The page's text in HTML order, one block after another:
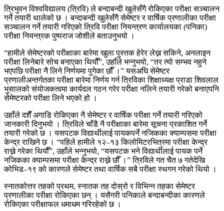
त्रिभुवन विश्वविद्यालय (त्रिवि) ले बन्दाबन्दी खुलेसँगै रोकिएका परीक्षा सञ्चालन
गर्ने तयारी थालेको छ । बन्दाबन्दी खुलेसँगै सेमेष्टर र वार्षिक प्रणालीका परीक्षा
सञ्चालन गर्ने तयारी गरिएको त्रिवि परीक्षा नियन्त्रण कार्यालयका (पनिका)
परीक्षा नियन्त्रक पुष्पराज जोशीले बताउनुभयो ।
“हामीले सेमेष्टरको परीक्षाका बारेमा खुला पुस्तक हेरेर लेख्न सकिने, अनलाइन
परीक्षा लिनेबारे सोच बनाएका थियौँ”, उहाँले भन्नुभयो, “तर त्यो सम्भव नहुने
भएपछि परीक्षा नै लिने निर्णयमा पुगेका छौँ ।” यसअघि सेमेष्टर
प्रणालीअन्तर्गतका परीक्षा बारेमा निर्णय गर्न त्रिविका शिक्षाध्यक्ष प्राडा शिवलाल
भुसालको संयोजकत्वमा कार्यदल गठन गरेर परीक्षा नलिने तयारी गरेको बनाएपनि
सेमेष्टरको परीक्षा लिने भएको हो ।
उहाँले दशैँ अगाडि रोकिएका नै सेमेष्टर र वार्षिक परीक्षा गर्ने तयारी गरिएको
जानकारी दिनुभयो । त्रिविले चाँडै नै परीक्षाका बारेमा सूचना प्रकाशित गर्ने
तयारी गरेको छ । यसपटक विद्यार्थीलाई पायकपर्ने नजिकका क्याम्पसमा परीक्षा
केन्द्र राखिने छ । “पहिले हामीले १२–१३ किलोमिटरभित्रमा परीक्षा केन्द्र
राख्ने गरेका थियौँ”, उहाँले भन्नुभयो, “यसपटक भने विद्यार्थीलाई पायक पर्ने
नजिकका क्याम्पसमा परीक्षा केन्द्र राख्ने छौँ ।” त्रिविले गत चैत ७ गतेदेखि
कोभिड–१९ को कारणले सेमेष्टर तथा वार्षिक सबै परीक्षा स्थगन गरेको थियो ।
स्नातकोत्तर तहको प्रथम, स्नातक तह दोस्रो र विभिन्न तहका सेमेष्टर
प्रणालीका परीक्षा रोकिएका छन् । यसैगरी पनिकाले बन्दाबन्दीका कारणले
रोकिएका परीक्षाफल धमाधम गरिरहेको छ ।